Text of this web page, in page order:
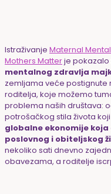
Istraživanje Maternal
Mothers Matterje pokazalo
mentalnog zdravlja
zemljama veće postignute
roditelja, koje možemo
problema naših društava:
potrošačkog stila života
globalne ekonomije
poslovnog i obiteljskog
nekoliko sati dnevno
obavezama, a roditelje